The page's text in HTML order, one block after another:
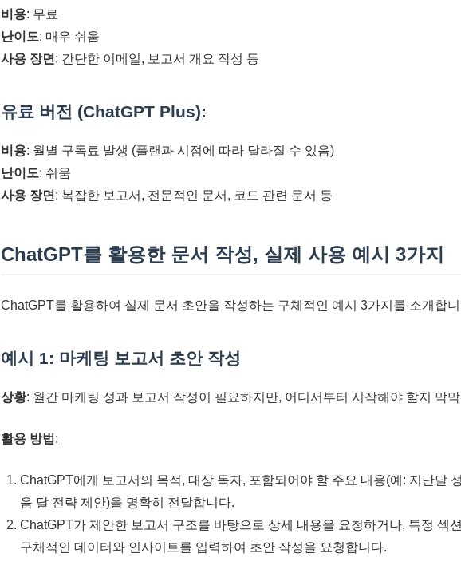
비용: 무료
난이도: 매우 쉬움
사용 장면 : 간단한 이메일, 보고서 개요 작성 등
유료 버전 (ChatGPT Plus):
비용: 월별 구독료 발생 (플랜과 시점에 따라 달라질 수 있음)
난이도: 쉬움
사용 장면 : 복잡한 보고서, 전문적인 문서, 코드 관련 문서 등
ChatGPT를 활용한 문서 작성, 실제 사용 예시 3가지
ChatGPT를 활용하여 실제 문서 초안을 작성하는 구체적인 예시 3가지를 소개합
예시 1: 마케팅 보고서 초안 작성
상황: 월간 마케팅 성과 보고서 작성이 필요하지만, 어디서부터 시작해야 할지 막
활용 방법 :
ChatGPT에게 보고서의 목적, 대상 독자, 포함되어야 할 주요 내용(예: 지난달
음 달 전략 제안)을 명확히 전달합니다.
ChatGPT가 제안한 보고서 구조를 바탕으로 상세 내용을 요청하거나, 특정 섹
구체적인 데이터와 인사이트를 입력하여 초안 작성을 요청합니다.